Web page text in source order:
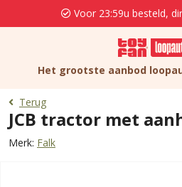
Voor 23:59u besteld,
Het grootste aanbod
Terug
JCB tractor met
Merk: Falk